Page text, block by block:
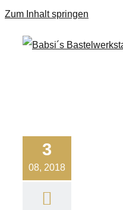
Zum Inhalt springen
3
08, 2018